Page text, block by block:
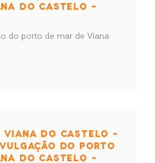
DO CASTELO –
do porto de mar de Viana
VIANA DO CASTELO –
DO PORTO
DO CASTELO –